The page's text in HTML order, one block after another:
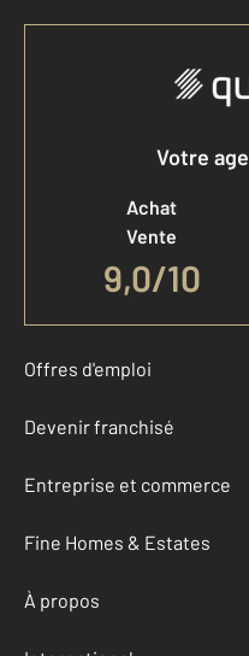
Votre
Achat
Vente
9,0/10
Offres d'emploi
Devenir franchisé
Entreprise et commerce
Fine Homes & Estates
À propos